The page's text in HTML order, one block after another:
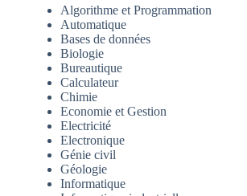
Algorithme et Programmation
Automatique
Bases de données
Biologie
Bureautique
Calculateur
Chimie
Economie et Gestion
Electricité
Electronique
Génie civil
Géologie
Informatique